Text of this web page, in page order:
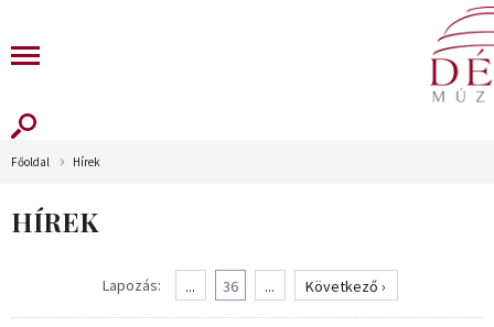
Főoldal Hírek
HÍREK
Lapozás: ... 36 ... Következő ›